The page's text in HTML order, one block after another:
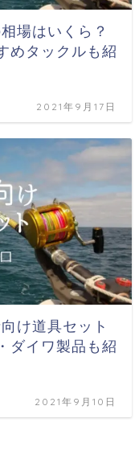
場はいくら？
めタックルも紹
2021年9月17日
け道具セット
ダイワ製品も紹
2021年9月10日